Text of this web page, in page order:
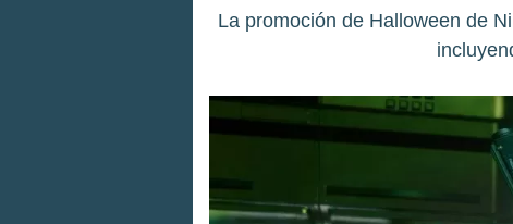
La promoción de Halloween de